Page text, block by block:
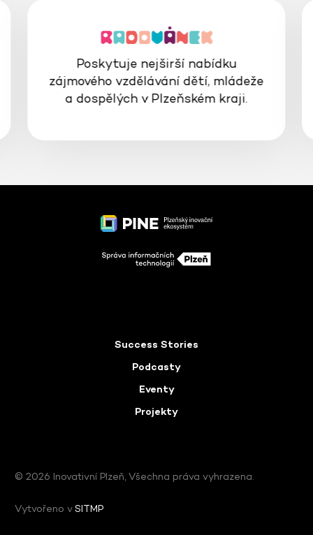
Poskytuje nejširší nabídku
zájmového vzdělávání dětí, mládeže
a dospělých v Plzeňském kraji.
Success Stories
Podcasty
Eventy
Projekty
© 2026 Inovativní Plzeň, Všechna práva vyhrazena.
Vytvořeno vSITMP